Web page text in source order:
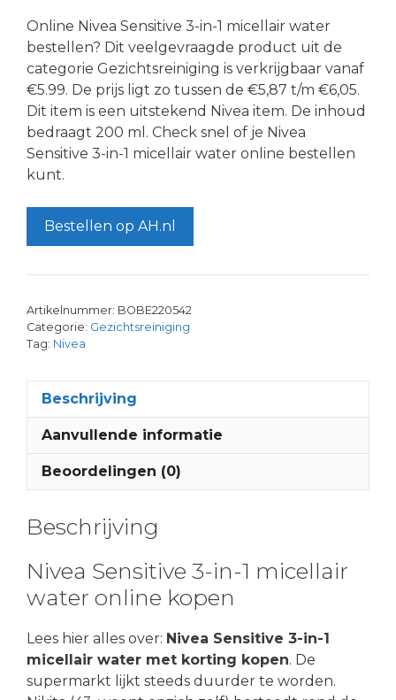
Online Nivea Sensitive 3-in-1 micellair water
bestellen? Dit veelgevraagde product uit de
categorie Gezichtsreiniging is verkrijgbaar vanaf
€5.99. De prijs ligt zo tussen de €5,87 t/m €6,05.
Dit item is een uitstekend Nivea item. De inhoud
bedraagt 200 ml. Check snel of je Nivea
Sensitive 3-in-1 micellair water online bestellen
kunt.
Bestellen op AH.nl
Artikelnummer: BOBE220542
Categorie: Gezichtsreiniging
Tag: Nivea
Beschrijving
Aanvullende informatie
Beoordelingen (0)
Beschrijving
Nivea Sensitive 3-in-1 micellair
water online kopen
Lees hier alles over: Nivea Sensitive 3-in-1
micellair water met korting kopen. De
supermarkt lijkt steeds duurder te worden.